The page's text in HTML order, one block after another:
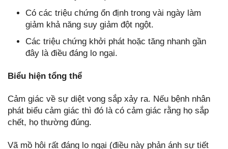
Có các triệu chứng ổn định trong vài ngày làm
giảm khả năng suy giảm đột ngột.
Các triệu chứng khởi phát hoặc tăng nhanh gần
đây là điều đáng lo ngại.
Biểu hiện tổng thể
Cảm giác về sự diệt vong sắp xảy ra. Nếu bệnh nhân
phát biểu cảm giác thì đó là có cảm giác rằng họ sắp
chết, họ thường đúng.
Vã mồ hôi rất đáng lo ngại (điều này phản ánh sự tiết